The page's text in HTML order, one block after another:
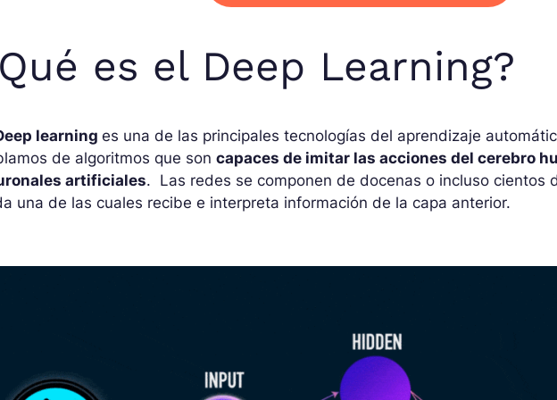
es el Deep Learning?
learninges una de las principales tecnologías del aprendizaje
de algoritmos que soncapaces de imitar las acciones del cerebro
artificiales. Las redes se componen de docenas o incluso cientos
una de las cuales recibe e interpreta información de la capa anterior.